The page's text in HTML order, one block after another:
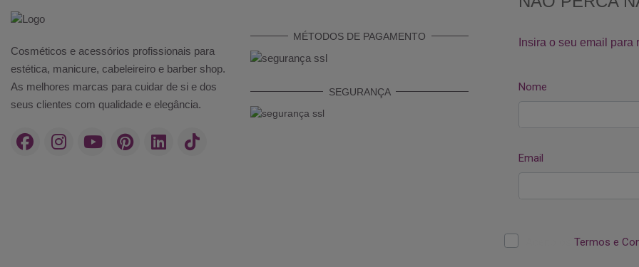
Cosméticos e acessórios profissionais para
estética, manicure, cabeleireiro e barber shop.
As melhores marcas para cuidar de si e dos
seus clientes com qualidade e elegância.
MÉTODOS DE PAGAMENTO
SEGURANÇA